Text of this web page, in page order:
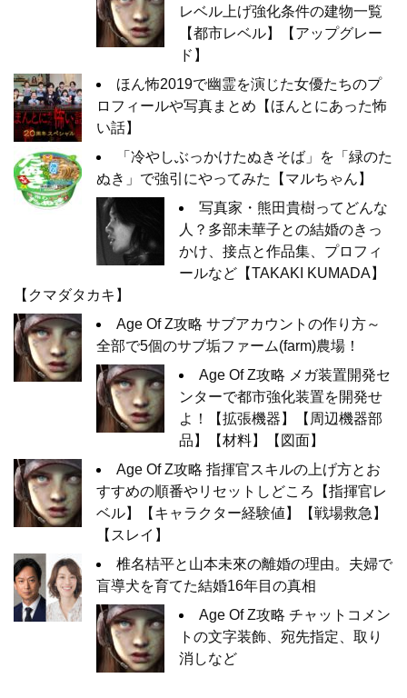
レベル上げ強化条件の建物一覧
【都市レベル】【アップグレー
ド】
ほん怖2019で幽霊を演じた女優たちのプ
ロフィールや写真まとめ【ほんとにあった怖
い話】
「冷やしぶっかけたぬきそば」を「緑のた
ぬき」で強引にやってみた【マルちゃん】
写真家・熊田貴樹ってどんな
人？多部未華子との結婚のきっ
かけ、接点と作品集、プロフィ
ールなど【TAKAKI KUMADA】
【クマダタカキ】
Age Of Z攻略 サブアカウントの作り方～
全部で5個のサブ垢ファーム(farm)農場！
Age Of Z攻略 メガ装置開発セ
ンターで都市強化装置を開発せ
よ！【拡張機器】【周辺機器部
品】【材料】【図面】
Age Of Z攻略 指揮官スキルの上げ方とお
すすめの順番やリセットしどころ【指揮官レ
ベル】【キャラクター経験値】【戦場救急】
【スレイ】
椎名桔平と山本未來の離婚の理由。夫婦で
盲導犬を育てた結婚16年目の真相
Age Of Z攻略 チャットコメン
トの文字装飾、宛先指定、取り
消しなど